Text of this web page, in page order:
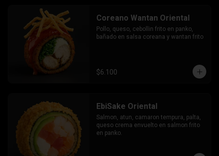
Coreano Wantan Oriental
Pollo, queso, cebollin frito en panko,
bañado en salsa coreana y wantan frito
$6.100
EbiSake Oriental
Salmon, atun, camaron tempura, palta,
queso crema envuelto en salmon frito
en panko.